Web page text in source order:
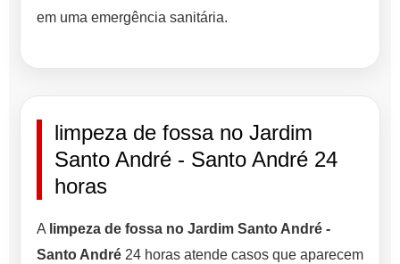
em uma emergência sanitária.
limpeza de fossa no Jardim
Santo André - Santo André 24
horas
A limpeza de fossa no Jardim Santo André -
Santo André 24 horas atende casos que aparecem